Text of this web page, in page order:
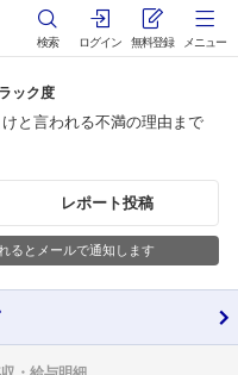
検索 ログイン 無料登録 メニュー
ック度
と言われる不満の理由まで
レポート投稿
るとメールで通知します
・ 給与明細